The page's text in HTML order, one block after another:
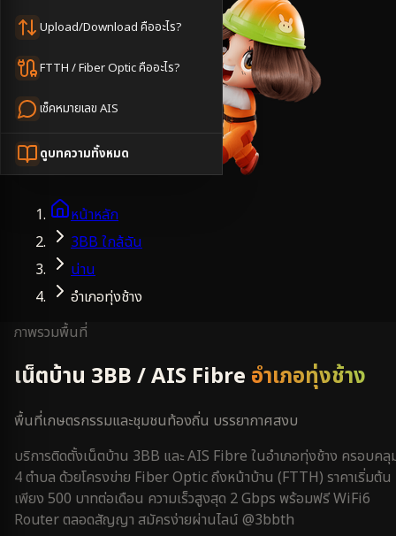
Upload/Download คืออะไร?
FTTH / Fiber Optic คืออะไร?
เช็คหมายเลข AIS
ดูบทความทั้งหมด
หน้าหลัก
3BB ใกล้ฉัน
น่าน
อำเภอทุ่งช้าง
ภาพรวมพื้นที่
เน็ตบ้าน 3BB / AIS Fibre อำเภอทุ่งช้าง
พื้นที่เกษตรกรรมและชุมชนท้องถิ่น บรรยากาศสงบ
บริการติดตั้งเน็ตบ้าน 3BB และ AIS Fibre ในอำเภอทุ่งช้าง ครอบคลุ
4 ตำบล ด้วยโครงข่าย Fiber Optic ถึงหน้าบ้าน (FTTH) ราคาเริ่มต้น
เพียง 500 บาทต่อเดือน ความเร็วสูงสุด 2 Gbps พร้อมฟรี WiFi6
Router ตลอดสัญญา สมัครง่ายผ่านไลน์ @3bbth